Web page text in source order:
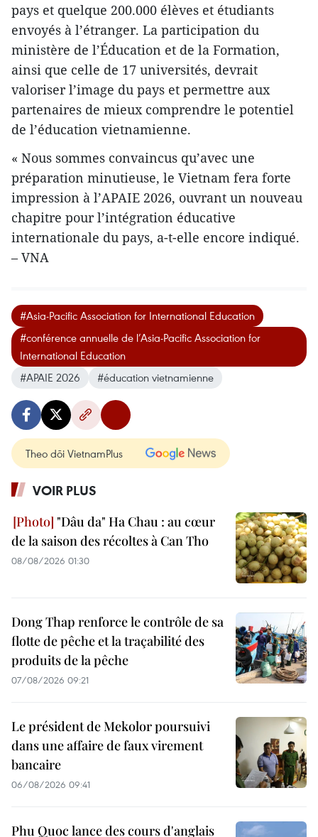
pays et quelque 200.000 élèves et étudiants
envoyés à l’étranger. La participation du
ministère de l’Éducation et de la Formation,
ainsi que celle de 17 universités, devrait
valoriser l’image du pays et permettre aux
partenaires de mieux comprendre le potentiel
de l’éducation vietnamienne.
« Nous sommes convaincus qu’avec une
préparation minutieuse, le Vietnam fera forte
impression à l’APAIE 2026, ouvrant un nouveau
chapitre pour l’intégration éducative
internationale du pays, a-t-elle encore indiqué.
– VNA
#Asia-Pacific Association for International Education
#conférence annuelle de l’Asia-Pacific Association for
International Education
#APAIE 2026
#éducation vietnamienne
Theo dõi VietnamPlus
VOIR PLUS
"Dâu da" Ha Chau : au cœur
de la saison des récoltes à Can Tho
08/08/2026 01:30
Dong Thap renforce le contrôle de sa
flotte de pêche et la traçabilité des
produits de la pêche
07/08/2026 09:21
Le président de Mekolor poursuivi
dans une affaire de faux virement
bancaire
06/08/2026 09:41
Phu Quoc lance des cours d'anglais